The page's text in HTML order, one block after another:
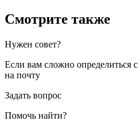
Смотрите также
Нужен совет?
Если вам сложно определиться
на почту
Задать вопрос
Помочь найти?